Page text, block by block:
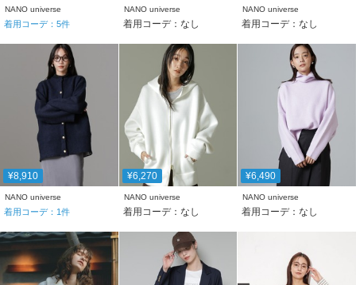
NANO universe
着用コーデ： 5件
NANO universe
着用コーデ：なし
NANO universe
着用コーデ：なし
¥8,910
NANO universe
着用コーデ： 1件
¥6,270
NANO universe
着用コーデ：なし
¥6,490
NANO universe
着用コーデ：なし